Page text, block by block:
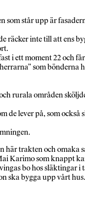
står upp är
inte till att ens
i ett moment 22 och
som
rurala områden
lever på, som
trakten och omaka
Karimo som knappt
bo hos släktingar i
ska bygga upp vårt